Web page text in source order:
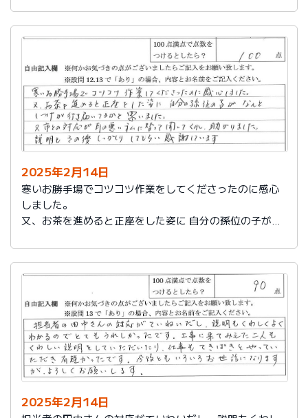
2025年2月14日
寒いお勝手場でコツコツ作業をしてくださったのに感心
しました。
又、お茶を進めると正座をした姿に 自分の孫位の子がな
又、市との対応が耳の悪い私に代わって聞いてくれ助か
りました。
説明もその後しっかりしてもらい感謝しています。
2025年2月14日